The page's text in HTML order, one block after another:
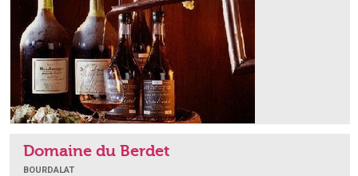
Domaine du Berdet
BOURDALAT